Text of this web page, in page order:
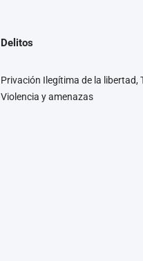
Delitos
Privación Ilegítima de la libertad,
Violencia y amenazas